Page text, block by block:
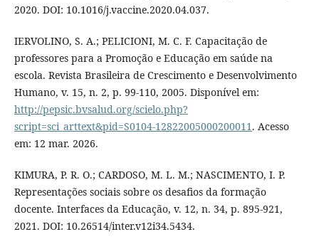
2020. DOI: 10.1016/j.vaccine.2020.04.037.
IERVOLINO, S. A.; PELICIONI, M. C. F. Capacitação de
professores para a Promoção e Educação em saúde na
escola. Revista Brasileira de Crescimento e Desenvolvimento
Humano, v. 15, n. 2, p. 99-110, 2005. Disponível em:
http://pepsic.bvsalud.org/scielo.php?
script=sci_arttext&pid=S0104-12822005000200011 . Acesso
em: 12 mar. 2026.
KIMURA, P. R. O.; CARDOSO, M. L. M.; NASCIMENTO, I. P.
Representações sociais sobre os desafios da formação
docente. Interfaces da Educação, v. 12, n. 34, p. 895-921,
2021. DOI: 10.26514/inter.v12i34.5434.